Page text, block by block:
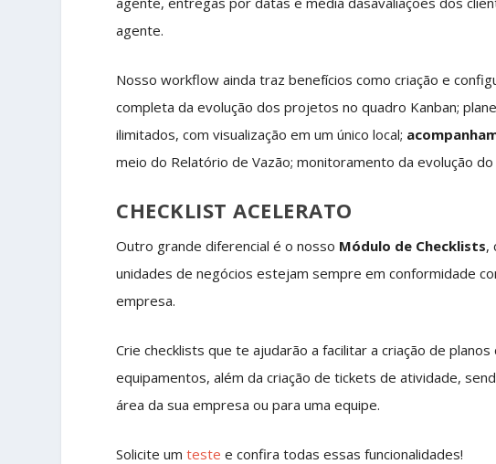
agente.
Nosso workflow ainda traz benefícios como criação e
completa da evolução dos projetos no quadro Kanban;
ilimitados, com visualização em um único local; a
meio do Relatório de Vazão; monitoramento da evolução
CHECKLIST ACELERATO
Outro grande diferencial é o nosso Módulo de Checklists,
unidades de negócios estejam sempre em conformidade
empresa.
Crie checklists que te ajudarão a facilitar a criação de
equipamentos, além da criação de tickets de atividade,
área da sua empresa ou para uma equipe.
Solicite umteste e confira todas essas funcionalidades!